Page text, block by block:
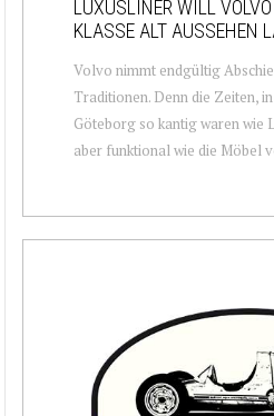
LUXUSLINER WILL
KLASSE ALT AUSSEHEN
Volvo nimmt endgültig
Traditionen. Denn die Zeiten,
Göteborg so kantig waren wie
aber funktional wie die Möbel